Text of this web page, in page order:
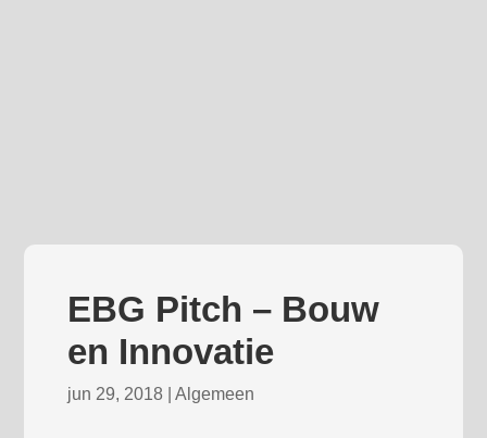
EBG Pitch – Bouw
en Innovatie
jun 29, 2018 |Algemeen